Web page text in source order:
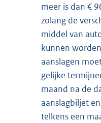
meer is dan €
zolang de
middel van
kunnen
aanslagen
gelijke
maand na de
aanslagbiljet
telkens een